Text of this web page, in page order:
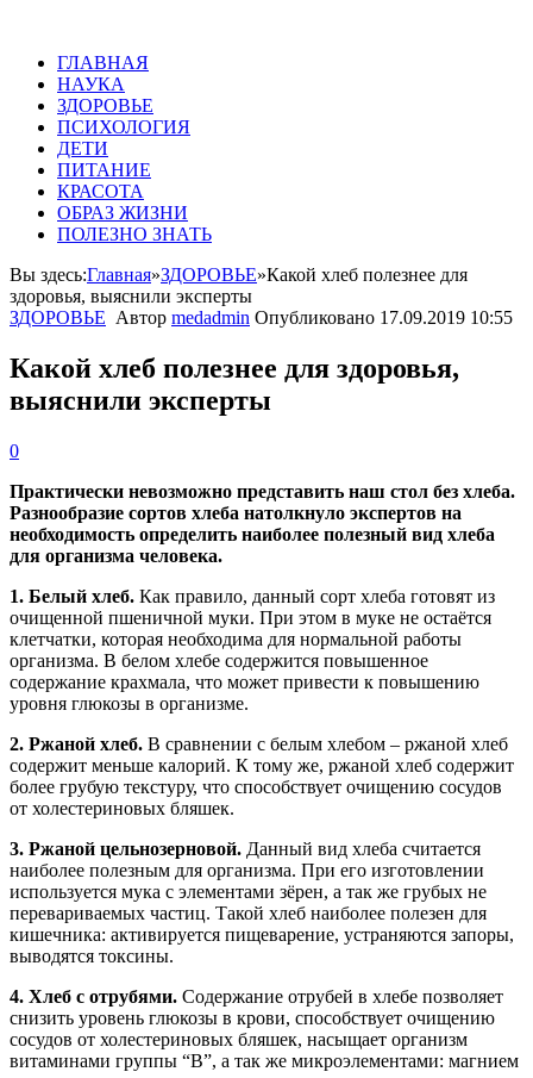
ГЛАВНАЯ
НАУКА
ЗДОРОВЬЕ
ПСИХОЛОГИЯ
ДЕТИ
ПИТАНИЕ
КРАСОТА
ОБРАЗ ЖИЗНИ
ПОЛЕЗНО ЗНАТЬ
Вы здесь:Главная»ЗДОРОВЬЕ»Какой хлеб полезнее для
здоровья, выяснили эксперты
ЗДОРОВЬЕ Автор medadmin Опубликовано 17.09.2019 10:55
Какой хлеб полезнее для здоровья,
выяснили эксперты
0
Практически невозможно представить наш стол без хлеба.
Разнообразие сортов хлеба натолкнуло экспертов на
необходимость определить наиболее полезный вид хлеба
для организма человека.
1. Белый хлеб. Как правило, данный сорт хлеба готовят из
очищенной пшеничной муки. При этом в муке не остаётся
клетчатки, которая необходима для нормальной работы
организма. В белом хлебе содержится повышенное
содержание крахмала, что может привести к повышению
уровня глюкозы в организме.
2. Ржаной хлеб. В сравнении с белым хлебом – ржаной хлеб
содержит меньше калорий. К тому же, ржаной хлеб содержит
более грубую текстуру, что способствует очищению сосудов
от холестериновых бляшек.
3. Ржаной цельнозерновой. Данный вид хлеба считается
наиболее полезным для организма. При его изготовлении
используется мука с элементами зёрен, а так же грубых не
перевариваемых частиц. Такой хлеб наиболее полезен для
кишечника: активируется пищеварение, устраняются запоры,
выводятся токсины.
4. Хлеб с отрубями. Содержание отрубей в хлебе позволяет
снизить уровень глюкозы в крови, способствует очищению
сосудов от холестериновых бляшек, насыщает организм
витаминами группы “В”, а так же микроэлементами: магнием